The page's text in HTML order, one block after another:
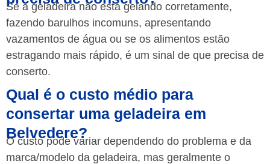
Se a geladeira não está gelando corretamente,
fazendo barulhos incomuns, apresentando
vazamentos de água ou se os alimentos estão
estragando mais rápido, é um sinal de que precisa de
conserto.
Qual é o custo médio para
consertar uma geladeira em
Belvedere?
O custo pode variar dependendo do problema e da
marca/modelo da geladeira, mas geralmente o